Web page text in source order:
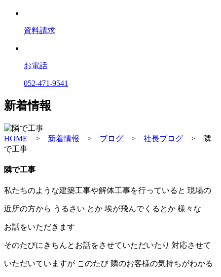
資料請求
お電話
052-471-9541
新着情報
HOME > 新着情報 > ブログ > 社長ブログ >
隣
で工事
隣で工事
私たちのような建築工事や解体工事を行っていると 現場の
近所の方から うるさい とか 埃が飛んでくるとか 様々な
お話をいただきます
そのたびにきちんとお話をさせていただいたり 対応させて
いただいていますが このたび 隣のお客様の気持ちがわかる